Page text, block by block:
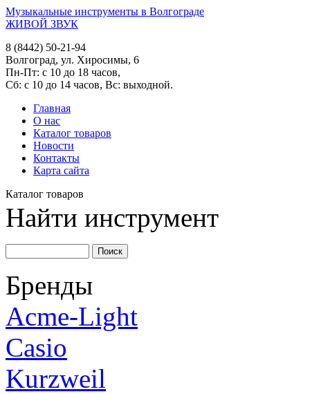
Музыкальные инструменты в Волгограде
ЖИВОЙ ЗВУК
8 (8442) 50-21-94
Волгоград, ул. Хиросимы, 6
Пн-Пт: с 10 до 18 часов,
Сб: с 10 до 14 часов, Вс: выходной.
Главная
О нас
Каталог товаров
Новости
Контакты
Карта сайта
Каталог товаров
Найти инструмент
Бренды
Acme-Light
Casio
Kurzweil